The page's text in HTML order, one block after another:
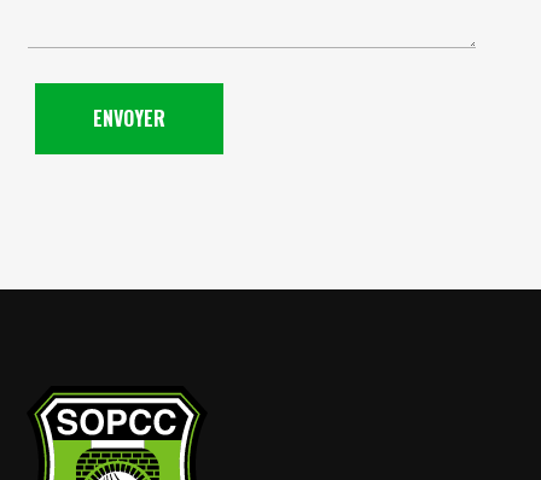
ENVOYER